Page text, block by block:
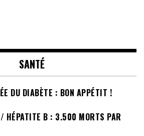
SANTÉ
DU DIABÈTE : BON APPÉTIT !
HÉPATITE B : 3.500 MORTS PAR